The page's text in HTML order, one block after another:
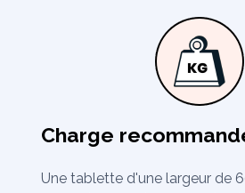
Charge
Une tablette d'une largeur de